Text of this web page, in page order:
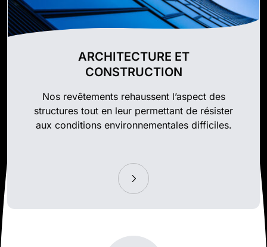
ARCHITECTURE ET
CONSTRUCTION
Nos revêtements rehaussent l’aspect des
structures tout en leur permettant de résister
aux conditions environnementales difficiles.